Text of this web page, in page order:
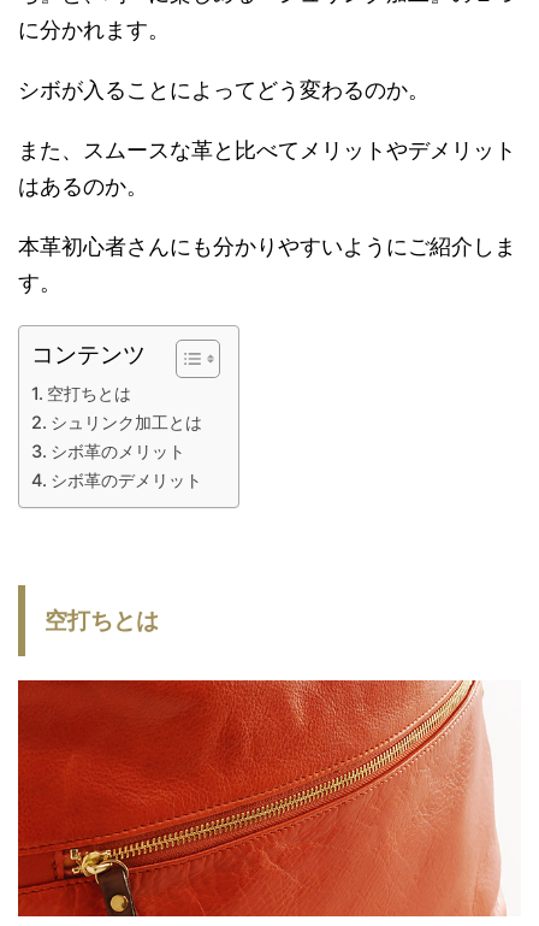
に分かれます。
シボが入ることによってどう変わるのか。
また、スムースな革と比べてメリットやデメリット
はあるのか。
本革初心者さんにも分かりやすいようにご紹介しま
す。
コンテンツ
空打ちとは
シュリンク加工とは
シボ革のメリット
シボ革のデメリット
空打ちとは